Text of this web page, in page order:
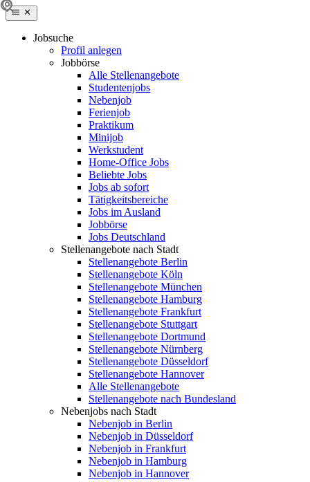
Jobsuche
Profil anlegen
Jobbörse
Alle Stellenangebote
Studentenjobs
Nebenjob
Ferienjob
Praktikum
Minijob
Werkstudent
Home-Office Jobs
Beliebte Jobs
Jobs ab sofort
Tätigkeitsbereiche
Jobs im Ausland
Jobbörse
Jobs Deutschland
Stellenangebote nach Stadt
Stellenangebote Berlin
Stellenangebote Köln
Stellenangebote München
Stellenangebote Hamburg
Stellenangebote Frankfurt
Stellenangebote Stuttgart
Stellenangebote Dortmund
Stellenangebote Nürnberg
Stellenangebote Düsseldorf
Stellenangebote Hannover
Alle Stellenangebote
Stellenangebote nach Bundesland
Nebenjobs nach Stadt
Nebenjob in Berlin
Nebenjob in Düsseldorf
Nebenjob in Frankfurt
Nebenjob in Hamburg
Nebenjob in Hannover